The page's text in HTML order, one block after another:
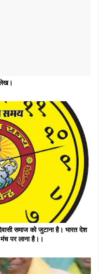
लेख।
समाज को जुटाना है। भारत देश
पर लाना है।।